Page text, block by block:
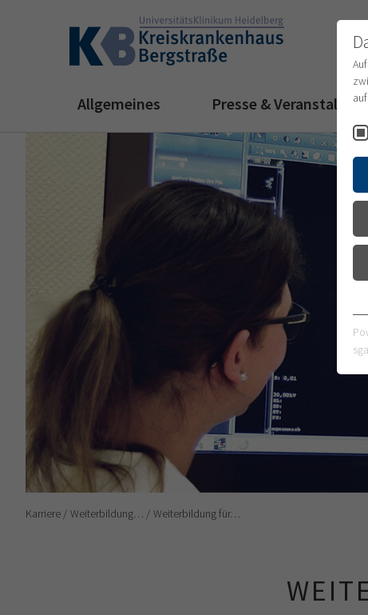
Allgemeines Presse &
Karriere Weiterbildung… Weiterbildung für…